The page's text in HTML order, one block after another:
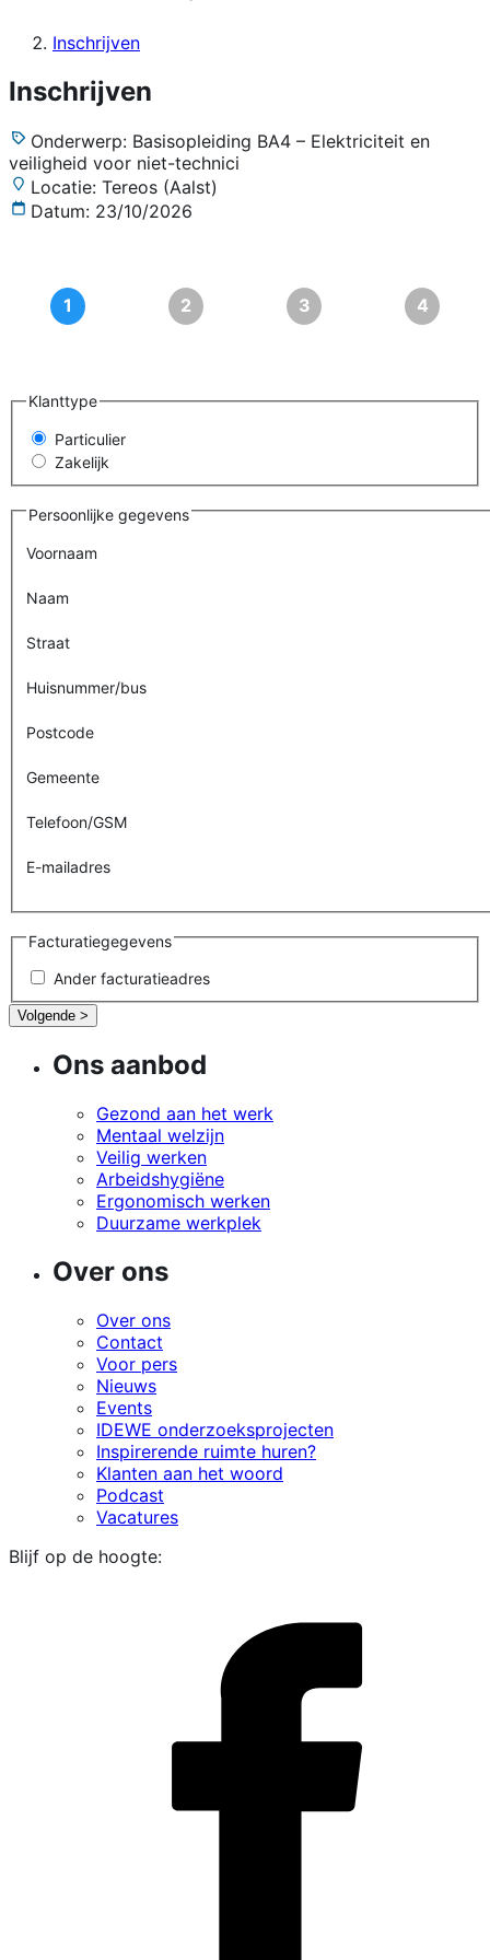
Inschrijven
Inschrijven
Onderwerp: Basisopleiding BA4 – Elektriciteit en
veiligheid voor niet-technici
Locatie: Tereos (Aalst)
Datum: 23/10/2026
Klanttype
Particulier
Zakelijk
Persoonlijke gegevens
Voornaam
Naam
Straat
Huisnummer/bus
Postcode
Gemeente
Telefoon/GSM
E-mailadres
Facturatiegegevens
Ander facturatieadres
Volgende >
Ons aanbod
Gezond aan het werk
Mentaal welzijn
Veilig werken
Arbeidshygiëne
Ergonomisch werken
Duurzame werkplek
Over ons
Over ons
Contact
Voor pers
Nieuws
Events
IDEWE onderzoeksprojecten
Inspirerende ruimte huren?
Klanten aan het woord
Podcast
Vacatures
Blijf op de hoogte: